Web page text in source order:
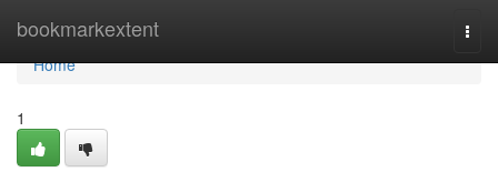
bookmarkextent
Home
Home
1